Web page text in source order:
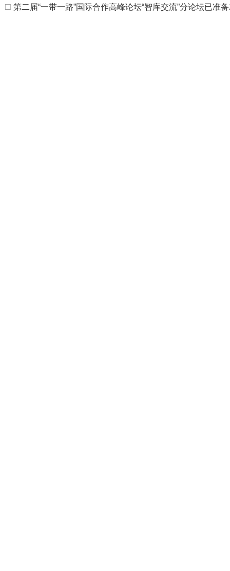
□ 第二届“一带一路”国际合作高峰论坛“智库交流”分论坛已准